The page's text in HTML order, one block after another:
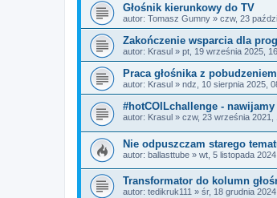
Głośnik kierunkowy do TV
autor: Tomasz Gumny » czw, 23
Zakończenie wsparcia dla
autor: Krasul » pt, 19 września 2025,
Praca głośnika z
autor: Krasul » ndz, 10 sierpnia 2025,
#hotCOILchallenge -
autor: Krasul » czw, 23 września 2021,
Nie odpuszczam starego
autor: ballasttube » wt, 5 listopada
Transformator do kolumn
autor: tedikruk111 » śr, 18 grudnia